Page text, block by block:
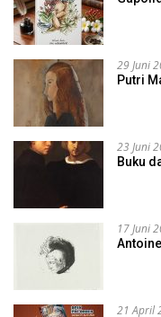
29 Juni
Putri
23 Juni
Buku
17 Juni
21 April